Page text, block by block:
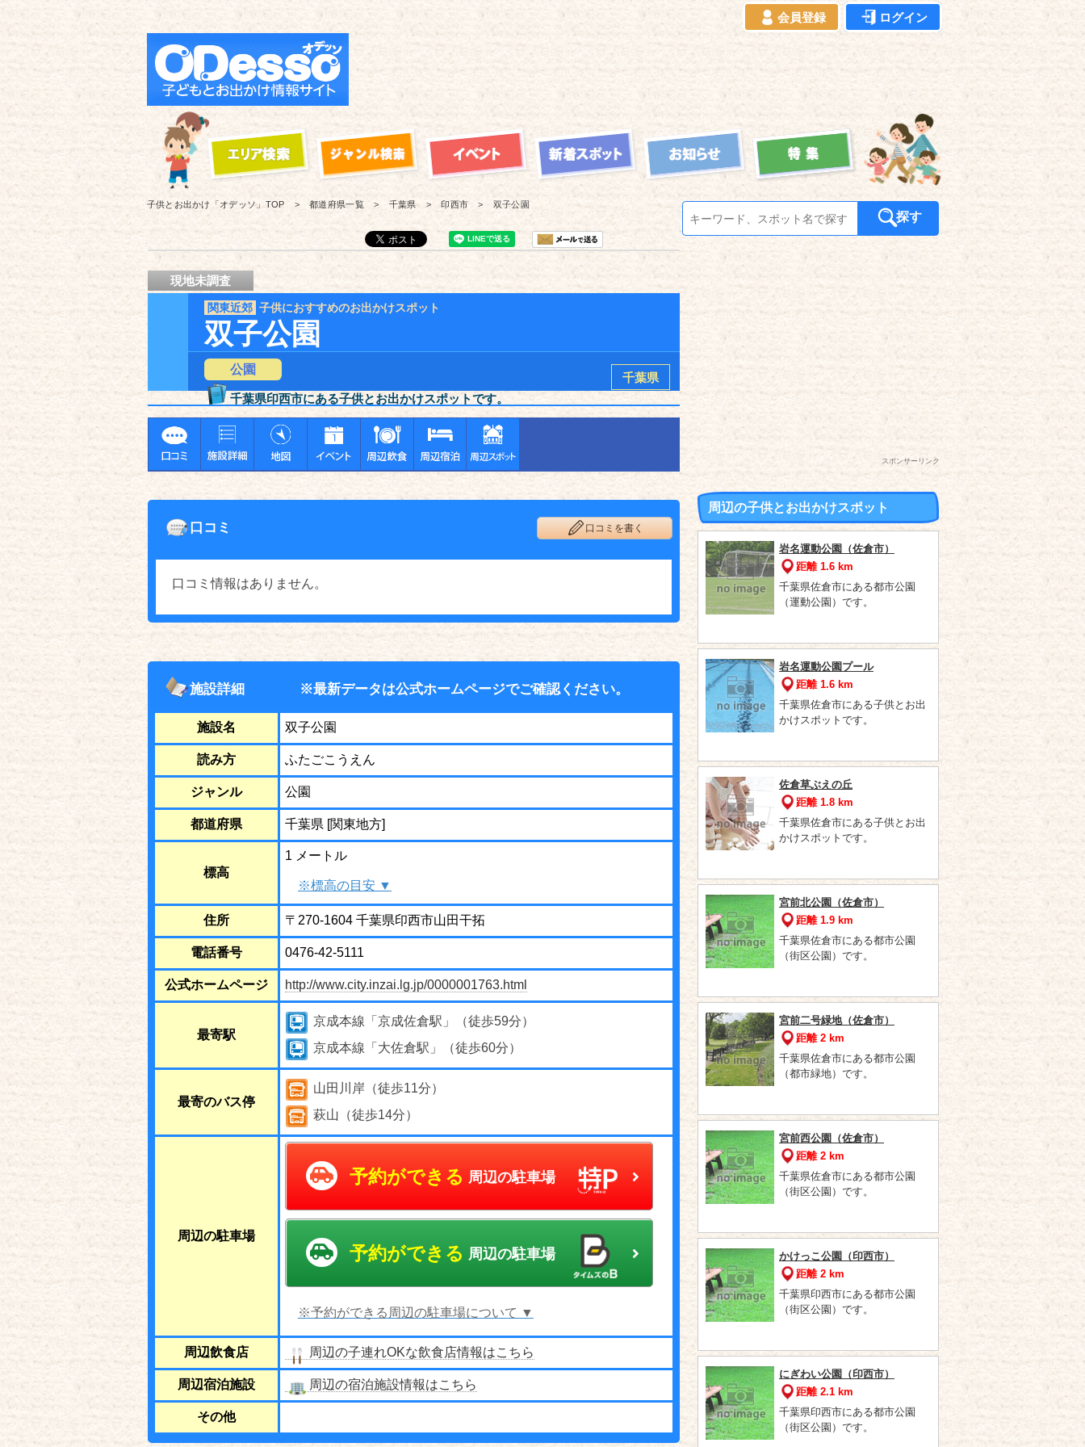
会員登録 ログイン
子供とお出かけ「オデッソ」 TOP 都道府県一覧 千葉県 印西市 双子公園
探す
現地未調査
関東近郊 子供におすすめのお出かけスポット
双子公園
公園
千葉県
千葉県印西市にある子供とお出かけスポットです。
口コミ 口コミを書く
口コミ情報はありません。
施設詳細 ※最新データは公式ホームページでご確認ください。
施設名 双子公園
読み方 ふたごこうえん
ジャンル 公園
都道府県 千葉県 [関東地方]
標高
1 メートル
※標高の目安 ▼
住所 〒270-1604 千葉県印西市山田干拓
電話番号 0476-42-5111
公式ホームページ http://www.city.inzai.lg.jp/0000001763.html
最寄駅
京成本線「京成佐倉駅」（徒歩59分）
京成本線「大佐倉駅」（徒歩60分）
最寄のバス停
山田川岸（徒歩11分）
萩山（徒歩14分）
周辺の駐車場
予約ができる 周辺の駐車場
予約ができる 周辺の駐車場
※予約ができる周辺の駐車場について ▼
周辺飲食店 周辺の子連れOKな飲食店情報はこちら
周辺宿泊施設 周辺の宿泊施設情報はこちら
その他
スポンサーリンク
周辺の子供とお出かけスポット
岩名運動公園（佐倉市）
距離 1.6 km
千葉県佐倉市にある都市公園
（運動公園）です。
岩名運動公園プール
距離 1.6 km
千葉県佐倉市にある子供とお出
かけスポットです。
佐倉草ぶえの丘
距離 1.8 km
千葉県佐倉市にある子供とお出
かけスポットです。
宮前北公園（佐倉市）
距離 1.9 km
千葉県佐倉市にある都市公園
（街区公園）です。
宮前二号緑地（佐倉市）
距離 2 km
千葉県佐倉市にある都市公園
（都市緑地）です。
宮前西公園（佐倉市）
距離 2 km
千葉県佐倉市にある都市公園
（街区公園）です。
かけっこ公園（印西市）
距離 2 km
千葉県印西市にある都市公園
（街区公園）です。
にぎわい公園（印西市）
距離 2.1 km
千葉県印西市にある都市公園
（街区公園）です。